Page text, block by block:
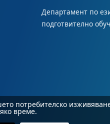
Департамент по
подготвително
потребителско
време.